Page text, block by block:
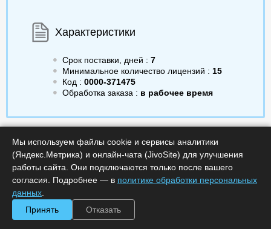
Характеристики
Срок поставки, дней : 7
Минимальное количество лицензий : 15
Код : 0000-371475
Обработка заказа : в рабочее время
2 310.00a/шт. Получить КП
Минимальное количество
лицензий: 15
Описание
Мы используем файлы cookie и сервисы аналитики
(Яндекс.Метрика) и онлайн-чата (JivoSite) для улучшения
работы сайта. Они подключаются только после вашего
согласия. Подробнее — в политике обработки персональных
данных
Принять
Отказать